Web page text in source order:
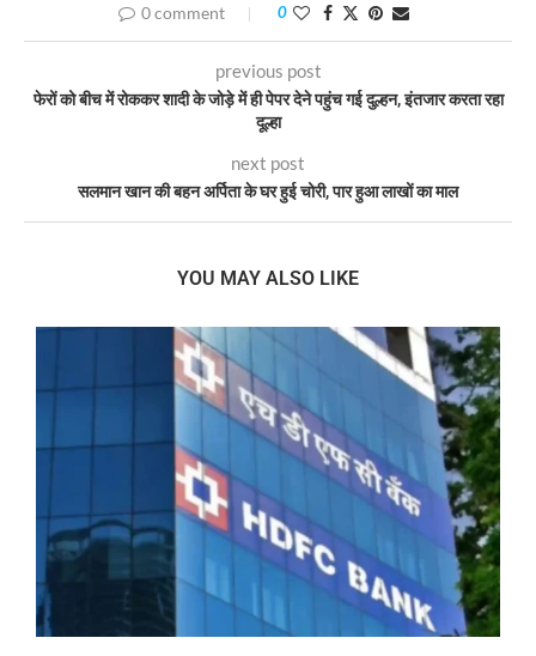
0 comment 0
previous post
फेरों को बीच में रोककर शादी के जोड़े में ही पेपर देने पहुंच गई दुल्हन, इंतजार करता रहा
दूल्हा
next post
सलमान खान की बहन अर्पिता के घर हुई चोरी, पार हुआ लाखों का माल
YOU MAY ALSO LIKE